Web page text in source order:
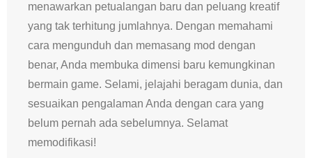
menawarkan petualangan baru dan peluang kreatif
yang tak terhitung jumlahnya. Dengan memahami
cara mengunduh dan memasang mod dengan
benar, Anda membuka dimensi baru kemungkinan
bermain game. Selami, jelajahi beragam dunia, dan
sesuaikan pengalaman Anda dengan cara yang
belum pernah ada sebelumnya. Selamat
memodifikasi!